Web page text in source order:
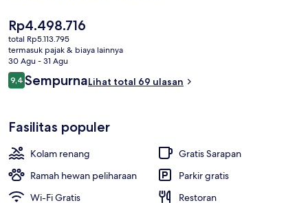
Harga
saat
ini
Rp4.498.716
Rp4.498.716
total Rp5.113.795
termasuk pajak & biaya lainnya
30 Agu - 31 Agu
Ulasan
9,49,4 dari 10
SempurnaLihat total 69 ulasan
Fasilitas populer
Kolam renang
Gratis Sarapan
Ramah hewan peliharaan
Parkir gratis
Wi-Fi Gratis
Restoran